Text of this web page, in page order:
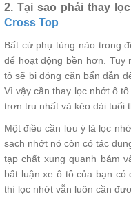
2. Tại sao phải thay
Cross Top
Bất cứ phụ tùng nào trong
để hoạt động bền hơn. Tuy
tô sẽ bị đóng cặn bẩn dẫn
Vì vậy cần thay lọc nhớt ô
trơn tru nhất và kéo dài tuổi
Một điều cần lưu ý là lọc
sạch nhớt nó còn có tác
tạp chất xung quanh bám
bất luận xe ô tô của bạn
thì lọc nhớt vẫn luôn cần